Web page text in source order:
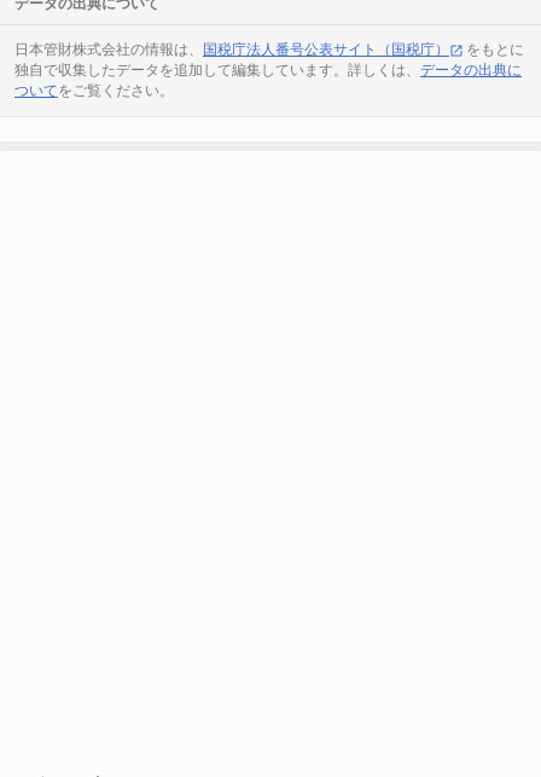
データの出典について
日本管財株式会社の情報は、 国税庁法人番号公表サイト（国税庁）
をもとに
独自で収集したデータを追加して編集しています。詳しくは、 データの出典に
ついてをご覧ください。